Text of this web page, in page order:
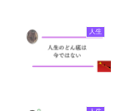
人生